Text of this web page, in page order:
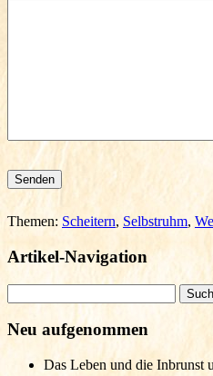
Bitte lasse dieses Feld leer.
Themen: Scheitern, Selbstruhm,
Artikel-Navigation
nach:
Neu aufgenommen
Das Leben und die Inbrunst